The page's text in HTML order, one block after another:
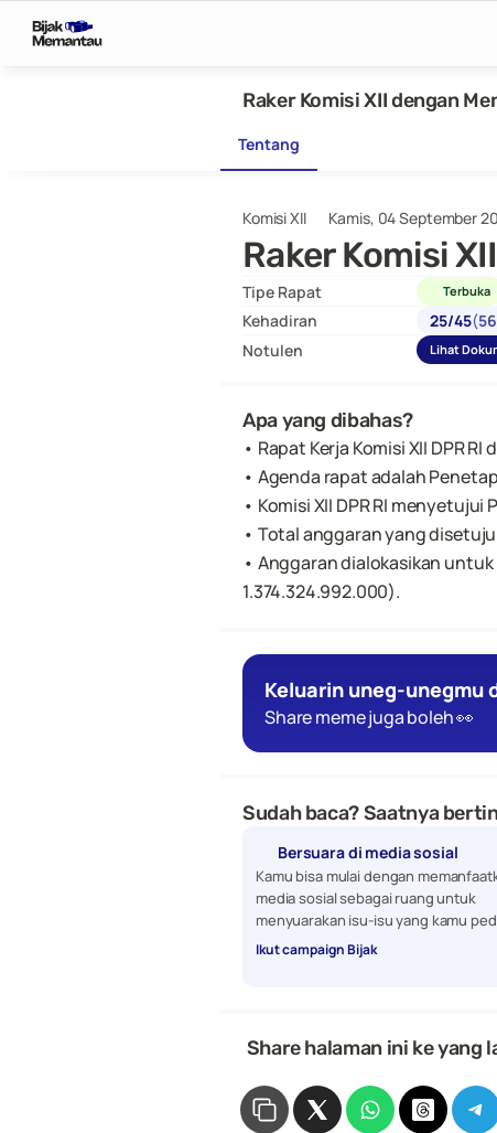
Komisi XII Kamis, 04 September
Raker Komisi
Tipe Rapat Terbuka
Kehadiran 25/45(
Notulen
Lihat
Apa yang dibahas?
• Rapat Kerja Komisi XII DPR
• Agenda rapat adalah
• Komisi XII DPR RI
• Total anggaran yang
• Anggaran dialokasikan
1.374.324.992.000).
Keluarin uneg-unegmu
Share meme juga boleh 👀
Sudah baca? Saatnya
Bersuara di media sosial
Kamu bisa mulai dengan
media sosial sebagai ruang untuk
menyuarakan isu-isu yang kamu
Ikut campaign Bijak
Share halaman ini ke yang
Raker Komisi XII dengan
Tentang